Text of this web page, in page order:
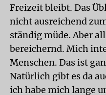
Freizeit bleibt. Das
nicht ausreichend
ständig müde. Aber
bereichernd. Mich
Menschen. Das ist
Natürlich gibt es da
ich habe mich lange